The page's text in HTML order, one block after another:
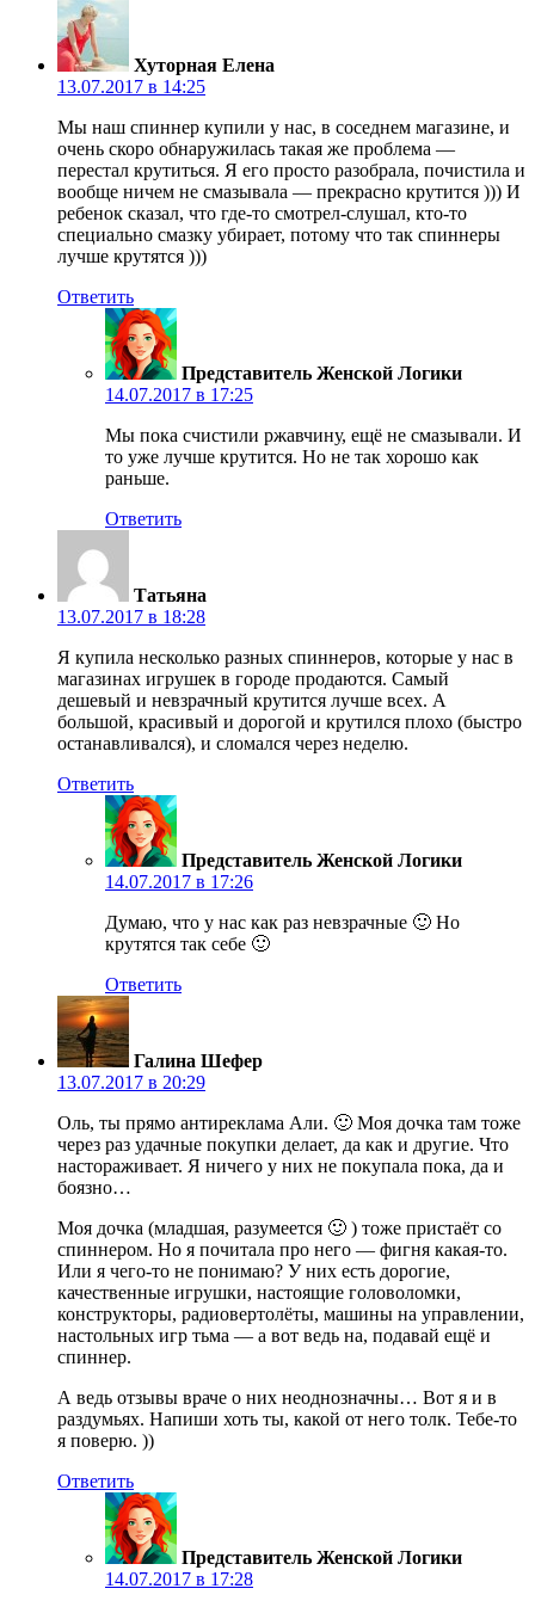
Хуторная Елена
13.07.2017 в 14:25
Мы наш спиннер купили у нас, в соседнем магазине, и
очень скоро обнаружилась такая же проблема —
перестал крутиться. Я его просто разобрала, почистила и
вообще ничем не смазывала — прекрасно крутится ))) И
ребенок сказал, что где-то смотрел-слушал, кто-то
специально смазку убирает, потому что так спиннеры
лучше крутятся )))
Ответить
Представитель Женской Логики
14.07.2017 в 17:25
Мы пока счистили ржавчину, ещё не смазывали. И
то уже лучше крутится. Но не так хорошо как
раньше.
Ответить
Татьяна
13.07.2017 в 18:28
Я купила несколько разных спиннеров, которые у нас в
магазинах игрушек в городе продаются. Самый
дешевый и невзрачный крутится лучше всех. А
большой, красивый и дорогой и крутился плохо (быстро
останавливался), и сломался через неделю.
Ответить
Представитель Женской Логики
14.07.2017 в 17:26
Думаю, что у нас как раз невзрачные 🙂 Но
крутятся так себе 🙂
Ответить
Галина Шефер
13.07.2017 в 20:29
Оль, ты прямо антиреклама Али. 🙂 Моя дочка там тоже
через раз удачные покупки делает, да как и другие. Что
настораживает. Я ничего у них не покупала пока, да и
боязно…
Моя дочка (младшая, разумеется 🙂 ) тоже пристаёт со
спиннером. Но я почитала про него — фигня какая-то.
Или я чего-то не понимаю? У них есть дорогие,
качественные игрушки, настоящие головоломки,
конструкторы, радиовертолёты, машины на управлении,
настольных игр тьма — а вот ведь на, подавай ещё и
спиннер.
А ведь отзывы враче о них неоднозначны… Вот я и в
раздумьях. Напиши хоть ты, какой от него толк. Тебе-то
я поверю. ))
Ответить
Представитель Женской Логики
14.07.2017 в 17:28